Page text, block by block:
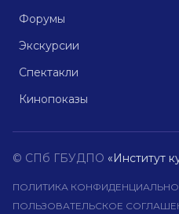
Форумы
Экскурсии
Спектакли
Кинопоказы
© СПб ГБУДПО «Институт
ПОЛИТИКА
ПОЛЬЗОВАТЕЛЬСКОЕ